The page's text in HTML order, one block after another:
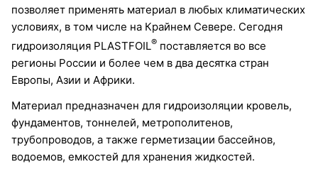
позволяет применять материал в любых климатических
условиях, в том числе на Крайнем Севере. Сегодня
гидроизоляция PLASTFOIL® поставляется во все
регионы России и более чем в два десятка стран
Европы, Азии и Африки.
Материал предназначен для гидроизоляции кровель,
фундаментов, тоннелей, метрополитенов,
трубопроводов, а также герметизации бассейнов,
водоемов, емкостей для хранения жидкостей.